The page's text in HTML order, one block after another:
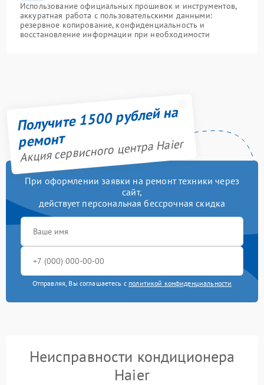
Использование официальных прошивок и инструментов,
аккуратная работа с пользовательскими данными:
резервное копирование, конфиденциальность и
восстановление информации при необходимости
Получите 1500 рублей на
ремонт
Акция сервисного центра Haier
При оформлении заявки на ремонт техники через
сайт,
действует персональная бессрочная скидка
Отправляя, Вы соглашаетесь с политикой конфиденциальности
Неисправности кондиционера
Haier